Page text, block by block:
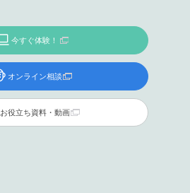
今すぐ体験！
オンライン相談
お役立ち資料・動画